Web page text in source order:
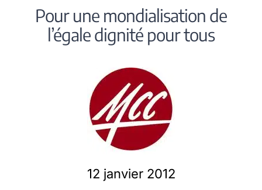
bascule
Accueil
Pour une mondialisation de
l’égale dignité pour tous
12 janvier 2012